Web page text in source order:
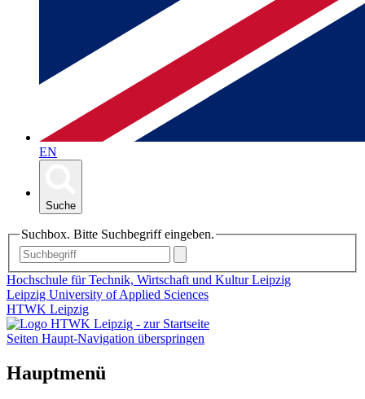
EN
Suche
Suchbox. Bitte Suchbegriff eingeben.
Hochschule für Technik, Wirtschaft und Kultur Leipzig
Leipzig University of Applied Sciences
HTWK Leipzig
Seiten Haupt-Navigation überspringen
Hauptmenü